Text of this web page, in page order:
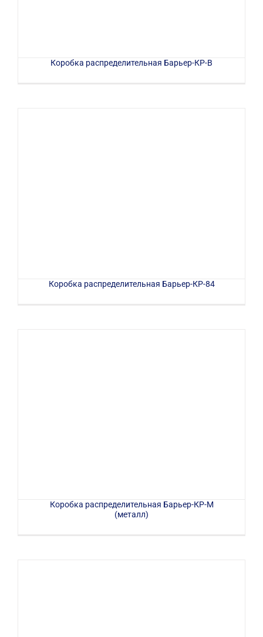
Коробка распределительная Барьер-КР-В
Коробка распределительная Барьер-КР-84
Коробка распределительная Барьер-КР-М
(металл)